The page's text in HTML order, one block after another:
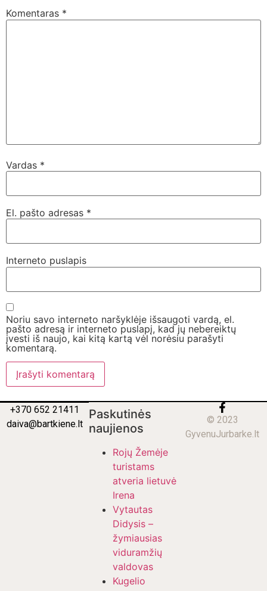
Komentaras *
Vardas *
El. pašto adresas *
Interneto puslapis
Noriu savo interneto naršyklėje išsaugoti vardą, el.
pašto adresą ir interneto puslapį, kad jų nebereiktų
įvesti iš naujo, kai kitą kartą vėl norėsiu parašyti
komentarą.
+370 652 21411
daiva@bartkiene.lt
Paskutinės
naujienos
Rojų Žemėje
turistams
atveria lietuvė
Irena
Vytautas
Didysis –
žymiausias
viduramžių
valdovas
Kugelio
© 2023
GyvenuJurbarke.lt